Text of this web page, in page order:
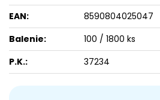
EAN:
8590804025047
Balenie:
100 / 1800 ks
P.K.:
37234